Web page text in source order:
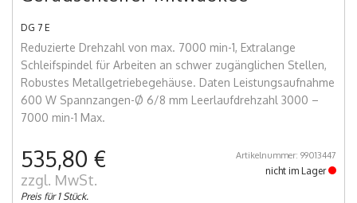
DG 7 E
Reduzierte Drehzahl von max. 7000 min-1, Extralange
Schleifspindel für Arbeiten an schwer zugänglichen Stellen,
Robustes Metallgetriebegehäuse. Daten Leistungsaufnahme
600 W Spannzangen-Ø 6/8 mm Leerlaufdrehzahl 3000 –
7000 min-1 Max.
535,80 €
zzgl. MwSt.
Preis für 1 Stück.
Artikelnummer: 99013447
nicht im Lager